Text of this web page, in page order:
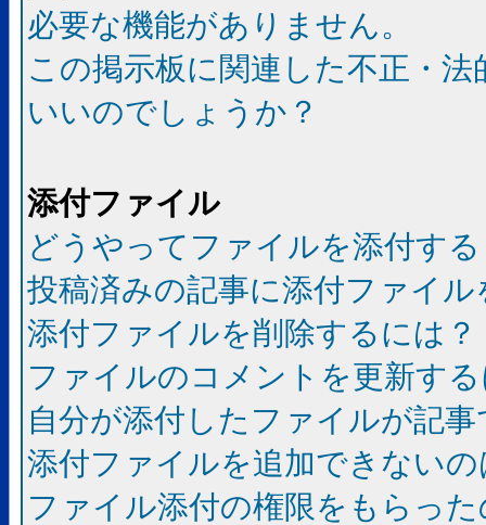
必要な機能がありません。
この掲示板に関連した不正・
いいのでしょうか？
添付ファイル
どうやってファイルを添付す
投稿済みの記事に添付ファイ
添付ファイルを削除するには？
ファイルのコメントを更新す
自分が添付したファイルが記
添付ファイルを追加できない
ファイル添付の権限をもらっ